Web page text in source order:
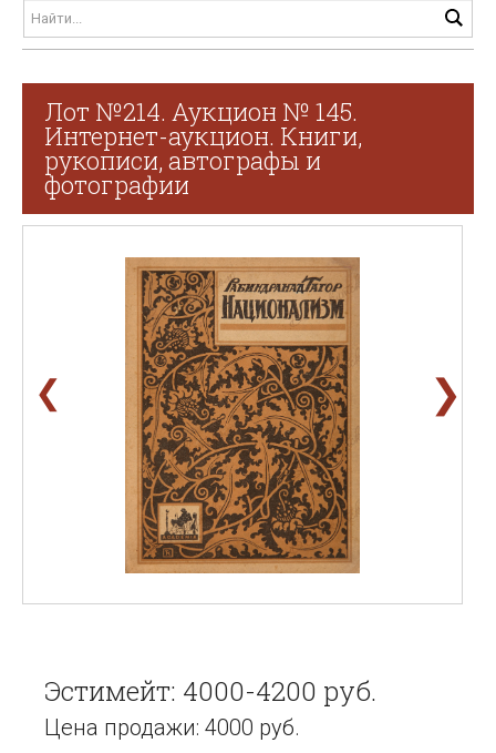
Лот №214. Аукцион № 145.
Интернет-аукцион. Книги,
рукописи, автографы и
фотографии
❮ ❯
Эстимейт: 4000-4200 руб.
Цена продажи: 4000 руб.